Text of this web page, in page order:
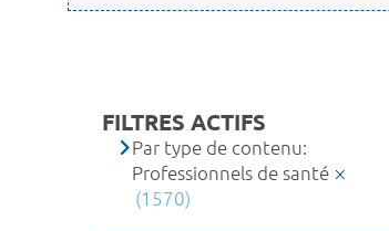
FILTRES ACTIFS
Par type de contenu:
Professionnels de santé
(1570)